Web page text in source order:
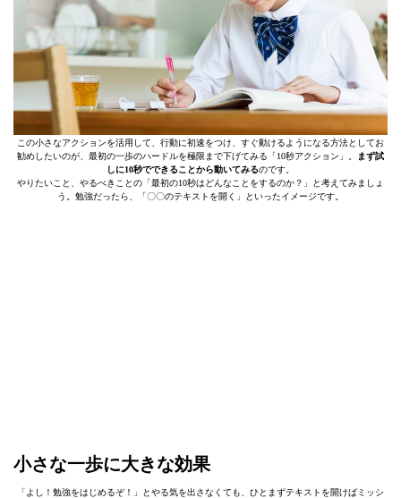
この小さなアクションを活用して、行動に初速をつけ、すぐ動けるようになる方法としてお
勧めしたいのが、最初の一歩のハードルを極限まで下げてみる「10秒アクション」。
まず試
しに10秒でできることから動いてみるのです。
やりたいこと、やるべきことの「最初の10秒はどんなことをするのか？」と考えてみましょ
う。勉強だったら、「〇〇のテキストを開く」といったイメージです。
小さな一歩に大きな効果
「よし！勉強をはじめるぞ！」とやる気を出さなくても、ひとまずテキストを開けばミッシ